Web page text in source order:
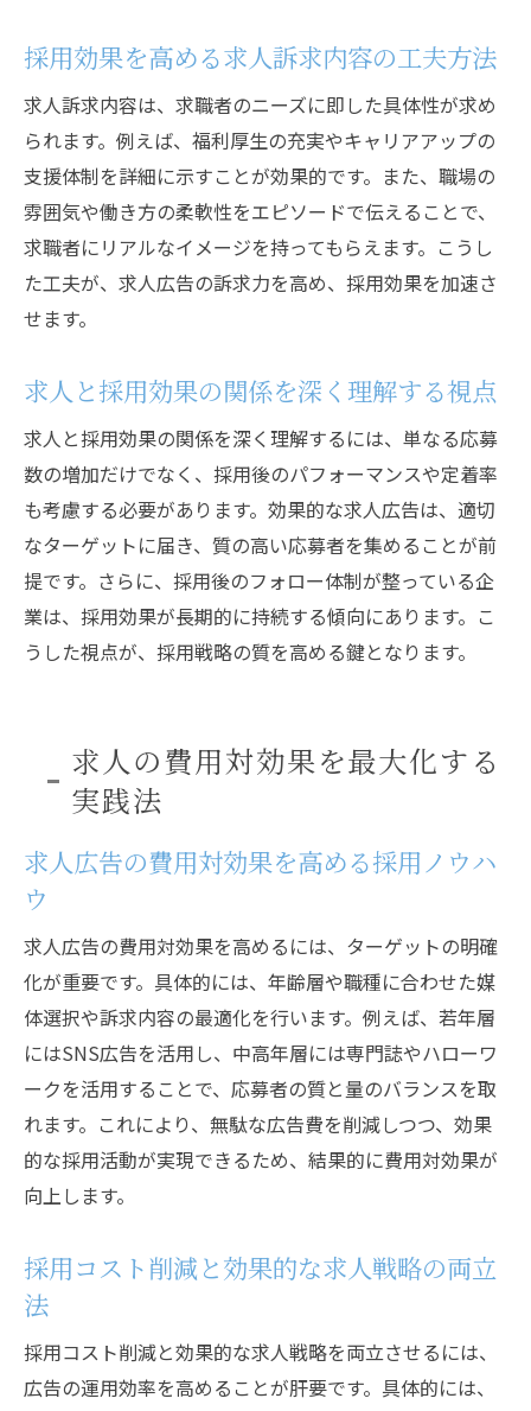
採用効果を活かす求人方法と活用ポイント
採用効果に直結する求人アイデアの活かし
方
採用活動で押さえたい求人効果の測り方
求人採用効果を正確に測定する基本手順
採用活動における求人効果の測定ポイント
求人の採用効果測定に役立つ指標選び
求人広告の効果測定が採用改善に与える影
響
求人広告のデメリットと改善策を考える
求人広告の採用効果を下げる要因と対策法
効果が出にくい求人広告の改善ポイント
求人と採用効果に影響するデメリットの回
方法
採用効果を高めるための求人広告改善ステ
ップ
求人広告の失敗事例から学ぶ採用効果向上
求人採用効果を高める最新ノウハウ総まとめ
求人広告の採用効果を最大化する最新動向
採用効果向上のための求人ノウハウ総整理
求人広告で採用成功へ導く実践的な工夫集
効果的な求人採用ノウハウと実践事例の紹
介
採用効果を高める求人広告の旬な活用術
採用効果を高める求人訴求内容の工夫方法
求人訴求内容は、求職者のニーズに即した具体性が求め
られます。例えば、福利厚生の充実やキャリアアップの
支援体制を詳細に示すことが効果的です。また、職場の
雰囲気や働き方の柔軟性をエピソードで伝えることで、
求職者にリアルなイメージを持ってもらえます。こうし
た工夫が、求人広告の訴求力を高め、採用効果を加速さ
せます。
求人と採用効果の関係を深く理解する視点
求人と採用効果の関係を深く理解するには、単なる応募
数の増加だけでなく、採用後のパフォーマンスや定着率
も考慮する必要があります。効果的な求人広告は、適切
なターゲットに届き、質の高い応募者を集めることが前
提です。さらに、採用後のフォロー体制が整っている企
業は、採用効果が長期的に持続する傾向にあります。こ
うした視点が、採用戦略の質を高める鍵となります。
求人の費用対効果を最大化する
実践法
求人広告の費用対効果を高める採用ノウハ
ウ
求人広告の費用対効果を高めるには、ターゲットの明確
化が重要です。具体的には、年齢層や職種に合わせた媒
体選択や訴求内容の最適化を行います。例えば、若年層
にはSNS広告を活用し、中高年層には専門誌やハローワ
ークを活用することで、応募者の質と量のバランスを取
れます。これにより、無駄な広告費を削減しつつ、効果
的な採用活動が実現できるため、結果的に費用対効果が
向上します。
採用コスト削減と効果的な求人戦略の両立
法
採用コスト削減と効果的な求人戦略を両立させるには、
広告の運用効率を高めることが肝要です。具体的には、